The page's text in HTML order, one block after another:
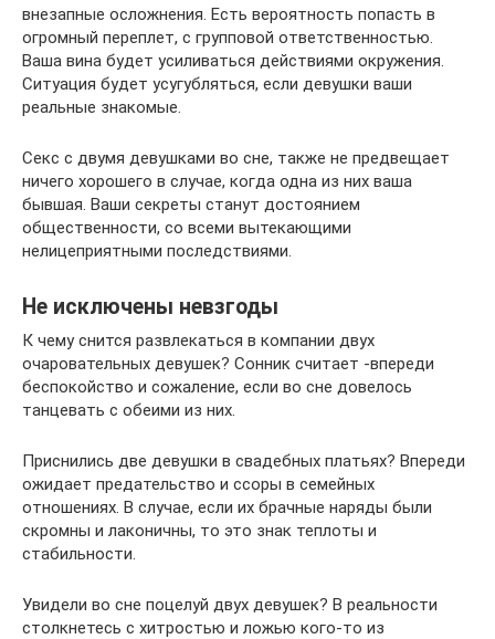
внезапные осложнения. Есть вероятность попасть в
огромный переплет, с групповой ответственностью.
Ваша вина будет усиливаться действиями окружения.
Ситуация будет усугубляться, если девушки ваши
реальные знакомые.
Секс с двумя девушками во сне, также не предвещает
ничего хорошего в случае, когда одна из них ваша
бывшая. Ваши секреты станут достоянием
общественности, со всеми вытекающими
нелицеприятными последствиями.
Не исключены невзгоды
К чему снится развлекаться в компании двух
очаровательных девушек? Сонник считает -впереди
беспокойство и сожаление, если во сне довелось
танцевать с обеими из них.
Приснились две девушки в свадебных платьях? Впереди
ожидает предательство и ссоры в семейных
отношениях. В случае, если их брачные наряды были
скромны и лаконичны, то это знак теплоты и
стабильности.
Увидели во сне поцелуй двух девушек? В реальности
столкнетесь с хитростью и ложью кого-то из